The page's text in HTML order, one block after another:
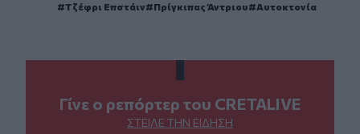
Τζέφρι Επστάιν Πρίγκιπας Άντριου Αυτοκτονία
Γίνε ο ρεπόρτερ του CRETALIVE
ΣΤΕΊΛΕ ΤΗΝ ΕΊΔΗΣΗ